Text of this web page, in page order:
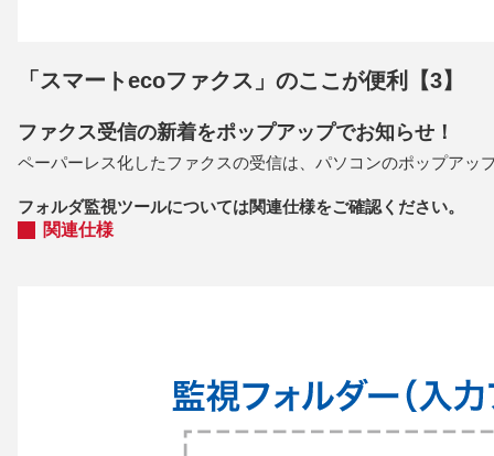
「スマートecoファクス」のここが便利【3】
ファクス受信の新着をポップアップでお知らせ！
ペーパーレス化したファクスの受信は、パソコンのポップア
フォルダ監視ツールについては関連仕様をご確認ください。
関連仕様